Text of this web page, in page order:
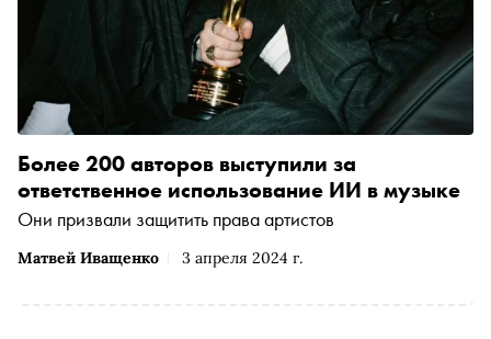
Матвей Иващенко 3 апреля 2024 г.
Более 200 авторов выступили за
ответственное использование ИИ в музыке
Они призвали защитить права артистов